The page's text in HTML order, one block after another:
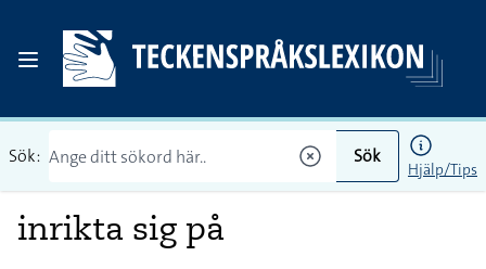
Sök: Sök
Hjälp/Tips
inrikta sig på